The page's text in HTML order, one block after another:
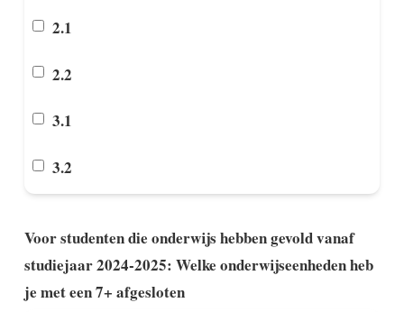
2.1
2.2
3.1
3.2
Voor studenten die onderwijs hebben gevold vanaf
studiejaar 2024-2025: Welke onderwijseenheden heb
je met een 7+ afgesloten